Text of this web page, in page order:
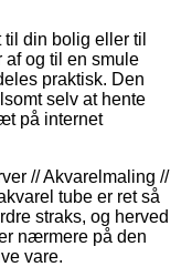
din bolig eller til
af og til en smule
praktisk. Den
selv at hente
på internet
// Akvarelmaling //
tube er ret så
straks, og herved
nærmere på den
vare.